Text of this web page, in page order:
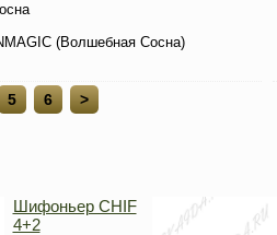
(Волшебная Сосна)
5 6 >
Шифоньер CHIF
4+2